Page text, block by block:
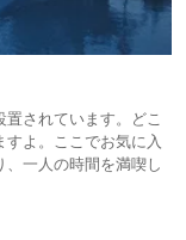
されています。どこ
よ。ここでお気に入
一人の時間を満喫し